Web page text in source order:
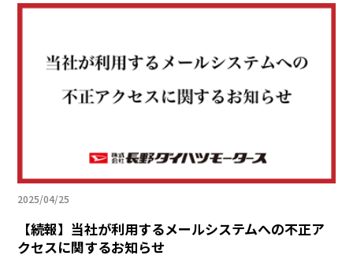
2025/04/25
【続報】当社が利用するメールシステムへの不正ア
クセスに関するお知らせ